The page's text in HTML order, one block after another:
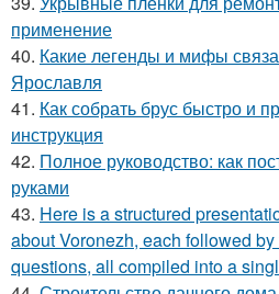
применение
40. Какие легенды и мифы
Ярославля
41. Как собрать брус быстро и
инструкция
42. Полное руководство: как
руками
43. Here is a structured
about Voronezh, each followed
questions, all compiled into a